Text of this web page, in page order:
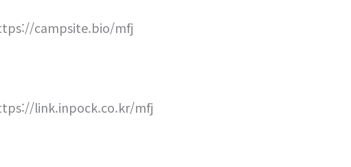
campsite.bio/mfj
link.inpock.co.kr/mfj